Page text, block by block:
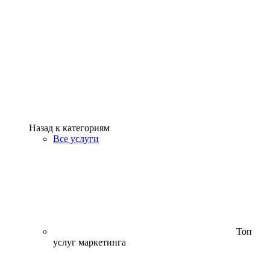
Назад к категориям
Все услуги
Топ
услуг маркетинга